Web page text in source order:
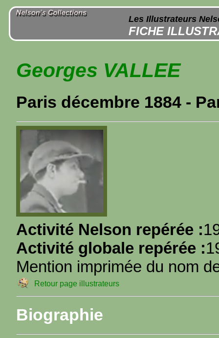
Les Illustrateurs
FICHE
Georges VALLEE
Paris décembre 1884 -
Activité Nelson repérée :
Activité globale repérée :
Mention imprimée du nom
Retour page illustrateurs
Biographie